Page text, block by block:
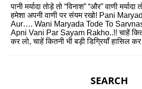
पानी मर्यादा तोड़े तो “विनाश” “और” वाणी
हमेशा अपनी वाणी पर संयम रखो! Pani
Aur…. Wani Maryada Tode To
Apni Vani Par Sayam Rakho..!! चाहें
कर लो, चाहें कितनी भी बड़ी डिग्रियॉं हासिल
SEARCH